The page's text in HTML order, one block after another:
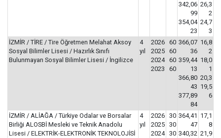
342,06
99
354,04
23
26,3
2
24,7
3
İZMİR / TİRE / Tire Öğretmen Melahat Aksoy
Sosyal Bilimler Lisesi / Hazırlık Sınıfı
Bulunmayan Sosyal Bilimler Lisesi / İngilizce
4
yıl
2026
2025
2024
2023
60
60
60
60
366,07
36
359,44
13
366,80
43
377,89
84
16,8
2
18,0
1
20,3
19,5
6
İZMİR / ALİAĞA / Türkiye Odalar ve Borsalar
Birliği ALOSBİ Mesleki ve Teknik Anadolu
Lisesi / ELEKTRİK-ELEKTRONİK TEKNOLOJİSİ
4
yıl
2026
2025
2024
30
30
30
364,41
47
340,32
17,1
8
21,9